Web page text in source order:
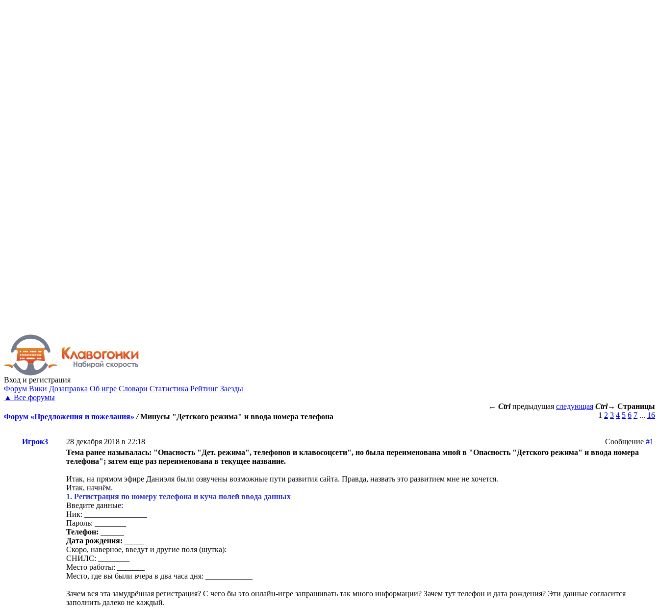
Вход и регистрация
Форум Вики Дозаправка Об игре Словари Статистика Рейтинг Заезды
▲ Все форумы
← Ctrlпредыдущая следующая Ctrl→ Страницы
1 2 3 4 5 6 7 ... 16
Форум «Предложения и пожелания» / Минусы "Детского режима" и ввода номера телефона
Игрок3 Сообщение #1
28 декабря 2018 в 22:18
Тема ранее называлась: "Опасность "Дет. режима", телефонов и клавосоцсети", но была переименована мной в "Опасность "Детского режима" и ввода номера
телефона"; затем еще раз переименована в текущее название.
Итак, на прямом эфире Даниэля были озвучены возможные пути развития сайта. Правда, назвать это развитием мне не хочется.
Итак, начнём.
1. Регистрация по номеру телефона и куча полей ввода данных
Введите данные:
Ник: ________________
Пароль: ________
Телефон: ______
Дата рождения: _____
Скоро, наверное, введут и другие поля (шутка):
СНИЛС: ________
Место работы: _______
Место, где вы были вчера в два часа дня: ____________
Зачем вся эта замудрённая регистрация? С чего бы это онлайн-игре запрашивать так много информации? Зачем тут телефон и дата рождения? Эти данные согласится
заполнить далеко не каждый.